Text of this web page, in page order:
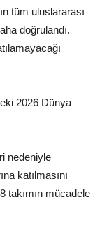
tüm uluslararası
doğrulandı.
2026 Dünya
nedeniyle
katılmasını
takımın mücadele